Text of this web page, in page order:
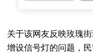
关于该网友反映玫瑰
增设信号灯的问题，